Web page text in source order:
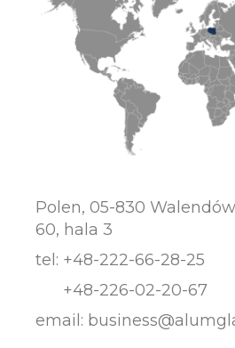
Polen, 05-830
60, hala 3
tel: +48-222-66-28-25
+48-226-02-20-67
email: